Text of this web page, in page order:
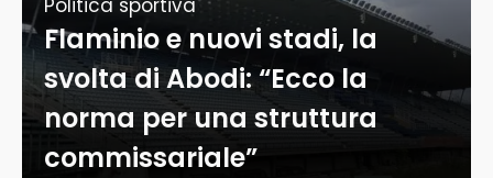
Politica sportiva
Flaminio e nuovi stadi, la
svolta di Abodi: “Ecco la
norma per una struttura
commissariale”